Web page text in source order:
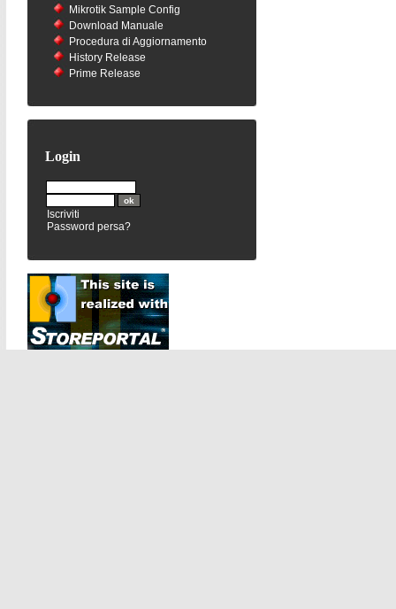
Mikrotik Sample Config
Download Manuale
Procedura di Aggiornamento
History Release
Prime Release
Login
Iscriviti
Password persa?